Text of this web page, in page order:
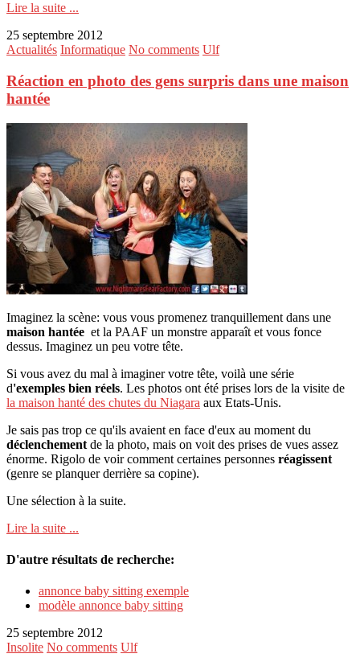
Lire la suite ...
25 septembre 2012
Actualités Informatique No comments Ulf
Réaction en photo des gens surpris dans une maison
hantée
Imaginez la scène: vous vous promenez tranquillement dans une
maison hantée et la PAAF un monstre apparaît et vous fonce
dessus. Imaginez un peu votre tête.
Si vous avez du mal à imaginer votre tête, voilà une série
d'exemples bien réels. Les photos ont été prises lors de la visite de
la maison hanté des chutes du Niagara aux Etats-Unis.
Je sais pas trop ce qu'ils avaient en face d'eux au moment du
déclenchement de la photo, mais on voit des prises de vues assez
énorme. Rigolo de voir comment certaines personnes réagissent
(genre se planquer derrière sa copine).
Une sélection à la suite.
Lire la suite ...
D'autre résultats de recherche:
annonce baby sitting exemple
modèle annonce baby sitting
25 septembre 2012
Insolite No comments Ulf